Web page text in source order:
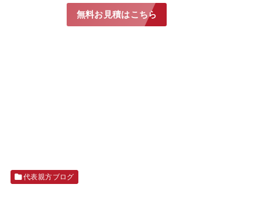
無料お見積はこちら
代表親方ブログ